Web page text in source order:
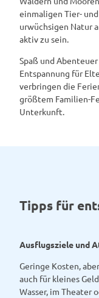
einmaligen Tier-
urwüchsigen Natur
aktiv zu sein.
Spaß und
Entspannung für
verbringen die
größtem Familien-
Unterkunft.
Tipps für
Ausflugsziele und
Geringe Kosten,
auch für kleines
Wasser, im Theater